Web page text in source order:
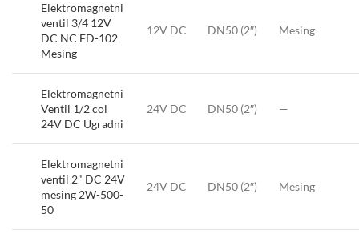
Elektromagnetni
ventil 3/4 12V
DC NC FD-102
Mesing
12V DC DN50 (2″) Mesing
Elektromagnetni
Ventil 1/2 col
24V DC Ugradni
24V DC DN50 (2″) —
Elektromagnetni
ventil 2" DC 24V
mesing 2W-500-
50
24V DC DN50 (2″) Mesing